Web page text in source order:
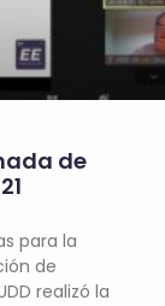
de
para la
de
realizó la